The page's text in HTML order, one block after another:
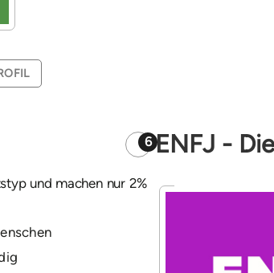
6 ENFJ -
und machen nur 2%